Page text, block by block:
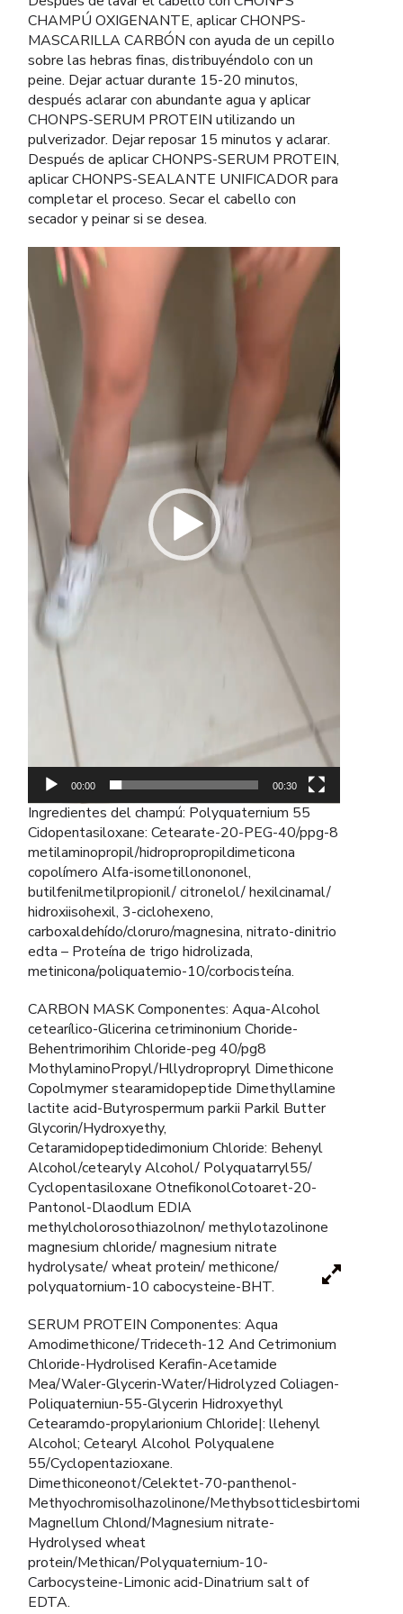
CHAMPÚ OXIGENANTE, aplicar CHONPS-
MASCARILLA CARBÓN con ayuda de un cepillo
sobre las hebras finas, distribuyéndolo con un
peine. Dejar actuar durante 15-20 minutos,
después aclarar con abundante agua y aplicar
CHONPS-SERUM PROTEIN utilizando un
pulverizador. Dejar reposar 15 minutos y aclarar.
Después de aplicar CHONPS-SERUM PROTEIN,
aplicar CHONPS-SEALANTE UNIFICADOR para
completar el proceso. Secar el cabello con
secador y peinar si se desea.
Reproductor
vídeo
00:00 00:30
Ingredientes del champú: Polyquaternium 55
Cidopentasiloxane: Cetearate-20-PEG-40/ppg-8
metilaminopropil/hidropropropildimeticona
copolímero Alfa-isometillonononel,
butilfenilmetilpropionil/ citronelol/ hexilcinamal/
hidroxiisohexil, 3-ciclohexeno,
carboxaldehído/cloruro/magnesina, nitrato-dinitrio
edta – Proteína de trigo hidrolizada,
metinicona/poliquatemio-10/corbocisteína.
CARBON MASK Componentes: Aqua-Alcohol
cetearílico-Glicerina cetriminonium Choride-
Behentrimorihim Chloride-peg 40/pg8
MothylaminoPropyl/Hllydropropryl Dimethicone
Copolmymer stearamidopeptide Dimethyllamine
lactite acid-Butyrospermum parkii Parkil Butter
Glycorin/Hydroxyethy,
Cetaramidopeptidedimonium Chloride: Behenyl
Alcohol/cetearyly Alcohol/ Polyquatarryl55/
Cyclopentasiloxane OtnefikonolCotoaret-20-
Pantonol-Dlaodlum EDIA
methylcholorosothiazolnon/ methylotazolinone
magnesium chloride/ magnesium nitrate
hydrolysate/ wheat protein/ methicone/
polyquatornium-10 cabocysteine-BHT.
SERUM PROTEIN Componentes: Aqua
Amodimethicone/Trideceth-12 And Cetrimonium
Chloride-Hydrolised Kerafin-Acetamide
Mea/Waler-Glycerin-Water/Hidrolyzed Coliagen-
Poliquaterniun-55-Glycerin Hidroxyethyl
Cetearamdo-propylarionium Chloride|: llehenyl
Alcohol; Cetearyl Alcohol Polyqualene
55/Cyclopentazioxane.
Dimethiconeonot/Celektet-70-panthenol-
Methyochromisolhazolinone/Methybsotticlesbirtomi
Magnellum Chlond/Magnesium nitrate-
Hydrolysed wheat
protein/Methican/Polyquaternium-10-
Carbocysteine-Limonic acid-Dinatrium salt of
EDTA.